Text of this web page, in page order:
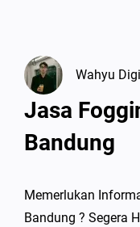
Wahyu
Jasa
Bandung
Memerlukan
Bandung ? Segera